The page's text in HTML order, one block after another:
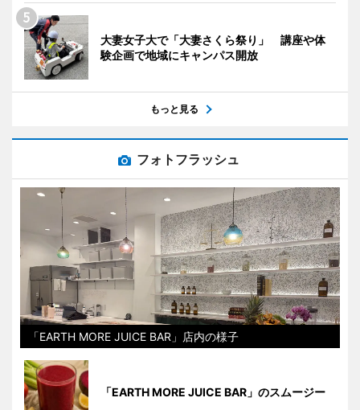
大妻女子大で「大妻さくら祭り」 講座や体
験企画で地域にキャンパス開放
もっと見る
フォトフラッシュ
「EARTH MORE JUICE BAR」店内の様子
「EARTH MORE JUICE BAR」のスムージー